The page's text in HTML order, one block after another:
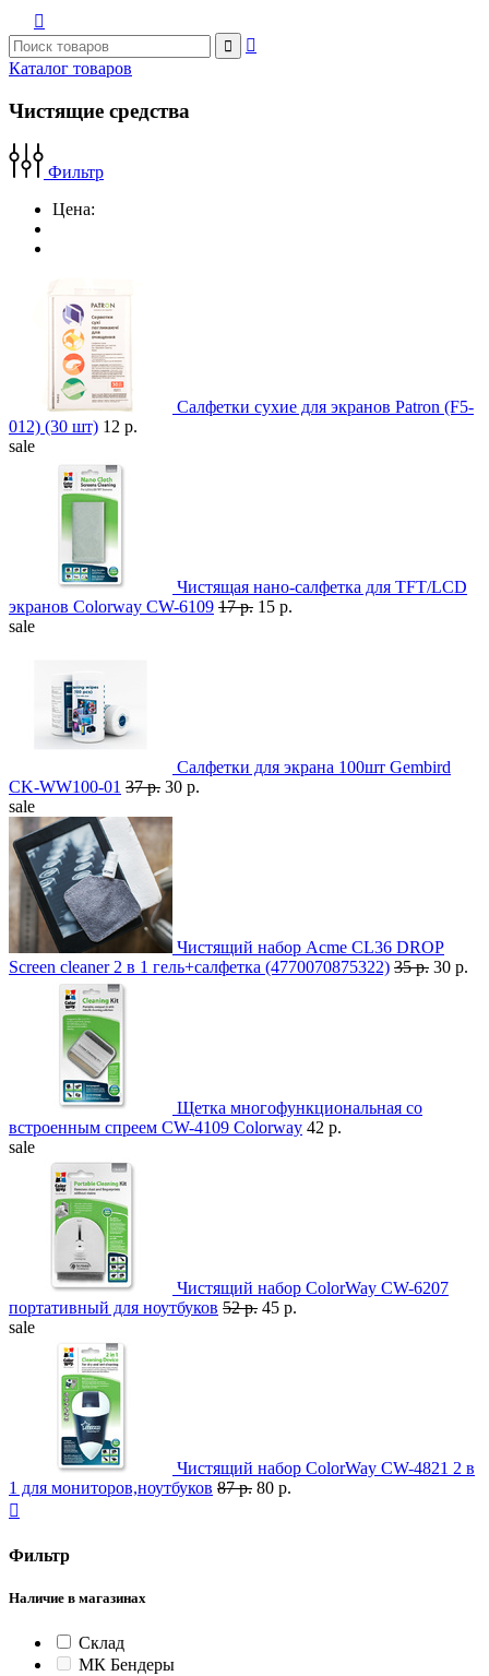



Каталог товаров
Чистящие средства
Фильтр
Цена:
Салфетки сухие для экранов Patron (F5-
012) (30 шт) 12 р.
sale
Чистящая нано-салфетка для TFT/LCD
экранов Colorway CW-6109 17 р. 15 р.
sale
Салфетки для экрана 100шт Gembird
CK-WW100-01 37 р. 30 р.
sale
Чистящий набор Acme CL36 DROP
Screen cleaner 2 в 1 гель+салфетка (4770070875322) 35 р. 30 р.
Щетка многофункциональная со
встроенным спреем CW-4109 Colorway 42 р.
sale
Чистящий набор ColorWay CW-6207
портативный для ноутбуков 52 р. 45 р.
sale
Чистящий набор ColorWay CW-4821 2 в
1 для мониторов,ноутбуков 87 р. 80 р.

Фильтр
Наличие в магазинах
Склад
МК Бендеры